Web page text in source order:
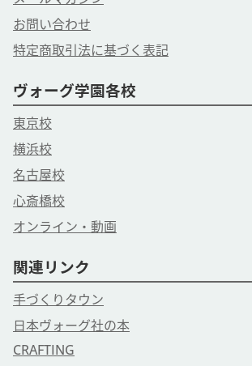
お問い合わせ
特定商取引法に基づく表記
ヴォーグ学園各校
東京校
横浜校
名古屋校
心斎橋校
オンライン・動画
関連リンク
手づくりタウン
日本ヴォーグ社の本
CRAFTING